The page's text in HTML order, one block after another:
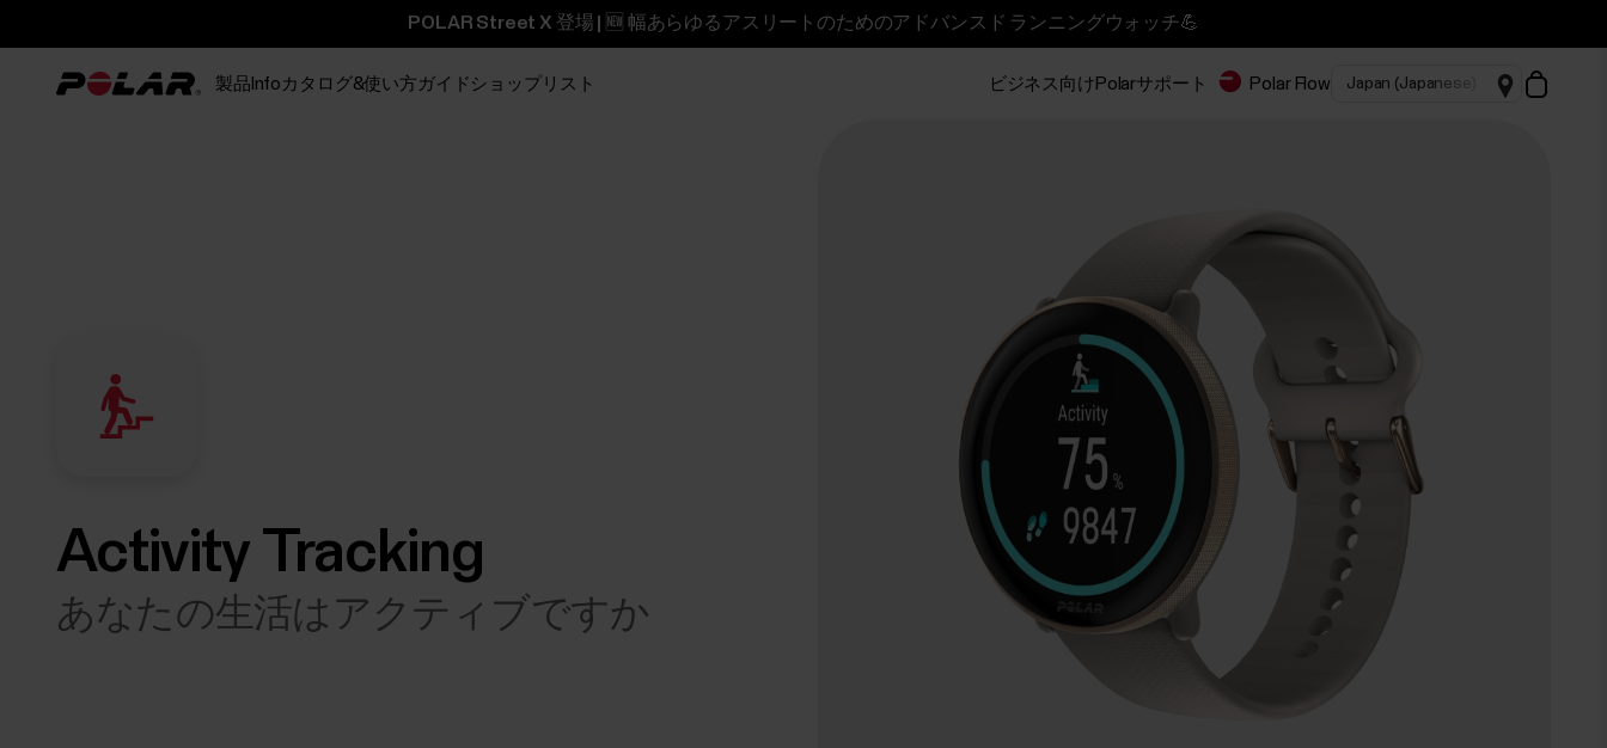
POLAR Street X 登場 | 🆕 幅あらゆるアスリートのためのアドバンスド ランニングウォッチ💪
製品 Info カタログ&使い方ガイド ショップリスト ビジネス向けPolarサポート Polar Flow
Activity Tracking
あなたの生活はアクティブですか